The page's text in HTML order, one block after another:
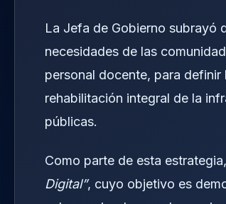
La Jefa de Gobierno subrayó
necesidades de las
personal docente, para definir
rehabilitación integral de la
públicas.
Como parte de esta
Digital”, cuyo objetivo es